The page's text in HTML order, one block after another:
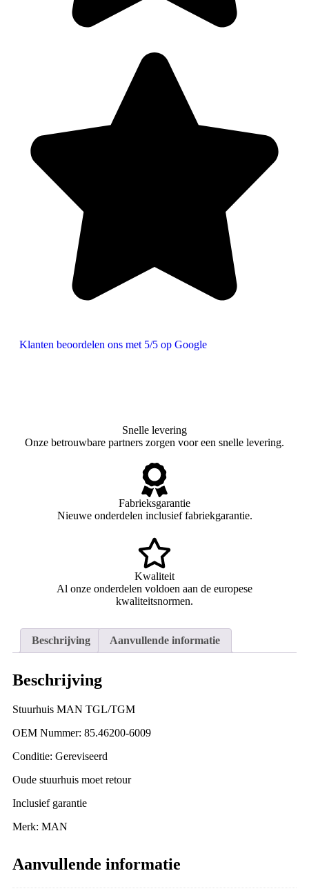
Klanten beoordelen ons met 5/5 op Google
Snelle levering
Onze betrouwbare partners zorgen voor een snelle levering.
Fabrieksgarantie
Nieuwe onderdelen inclusief fabriekgarantie.
Kwaliteit
Al onze onderdelen voldoen aan de europese
kwaliteitsnormen.
Beschrijving Aanvullende informatie
Beschrijving
Stuurhuis MAN TGL/TGM
OEM Nummer: 85.46200-6009
Conditie: Gereviseerd
Oude stuurhuis moet retour
Inclusief garantie
Merk: MAN
Aanvullende informatie